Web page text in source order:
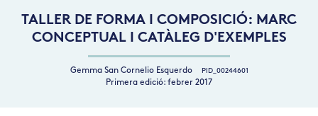
TALLER DE FORMA I COMPOSICIÓ: MARC
CONCEPTUAL I CATÀLEG D'EXEMPLES
Gemma San Cornelio Esquerdo PID_00244601
Primera edició: febrer 2017